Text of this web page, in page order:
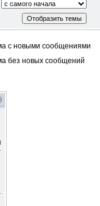
с новыми сообщениями
без новых сообщений